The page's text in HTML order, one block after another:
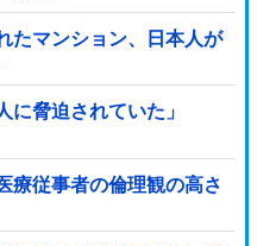
たマンション、日本人が
に脅迫されていた」
療従事者の倫理観の高さ